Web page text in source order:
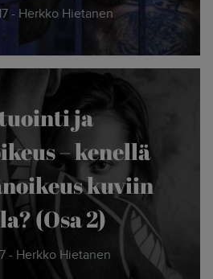
- Herkko Hietanen
ja
– kenellä
kuviin
(Osa 2)
- Herkko Hietanen